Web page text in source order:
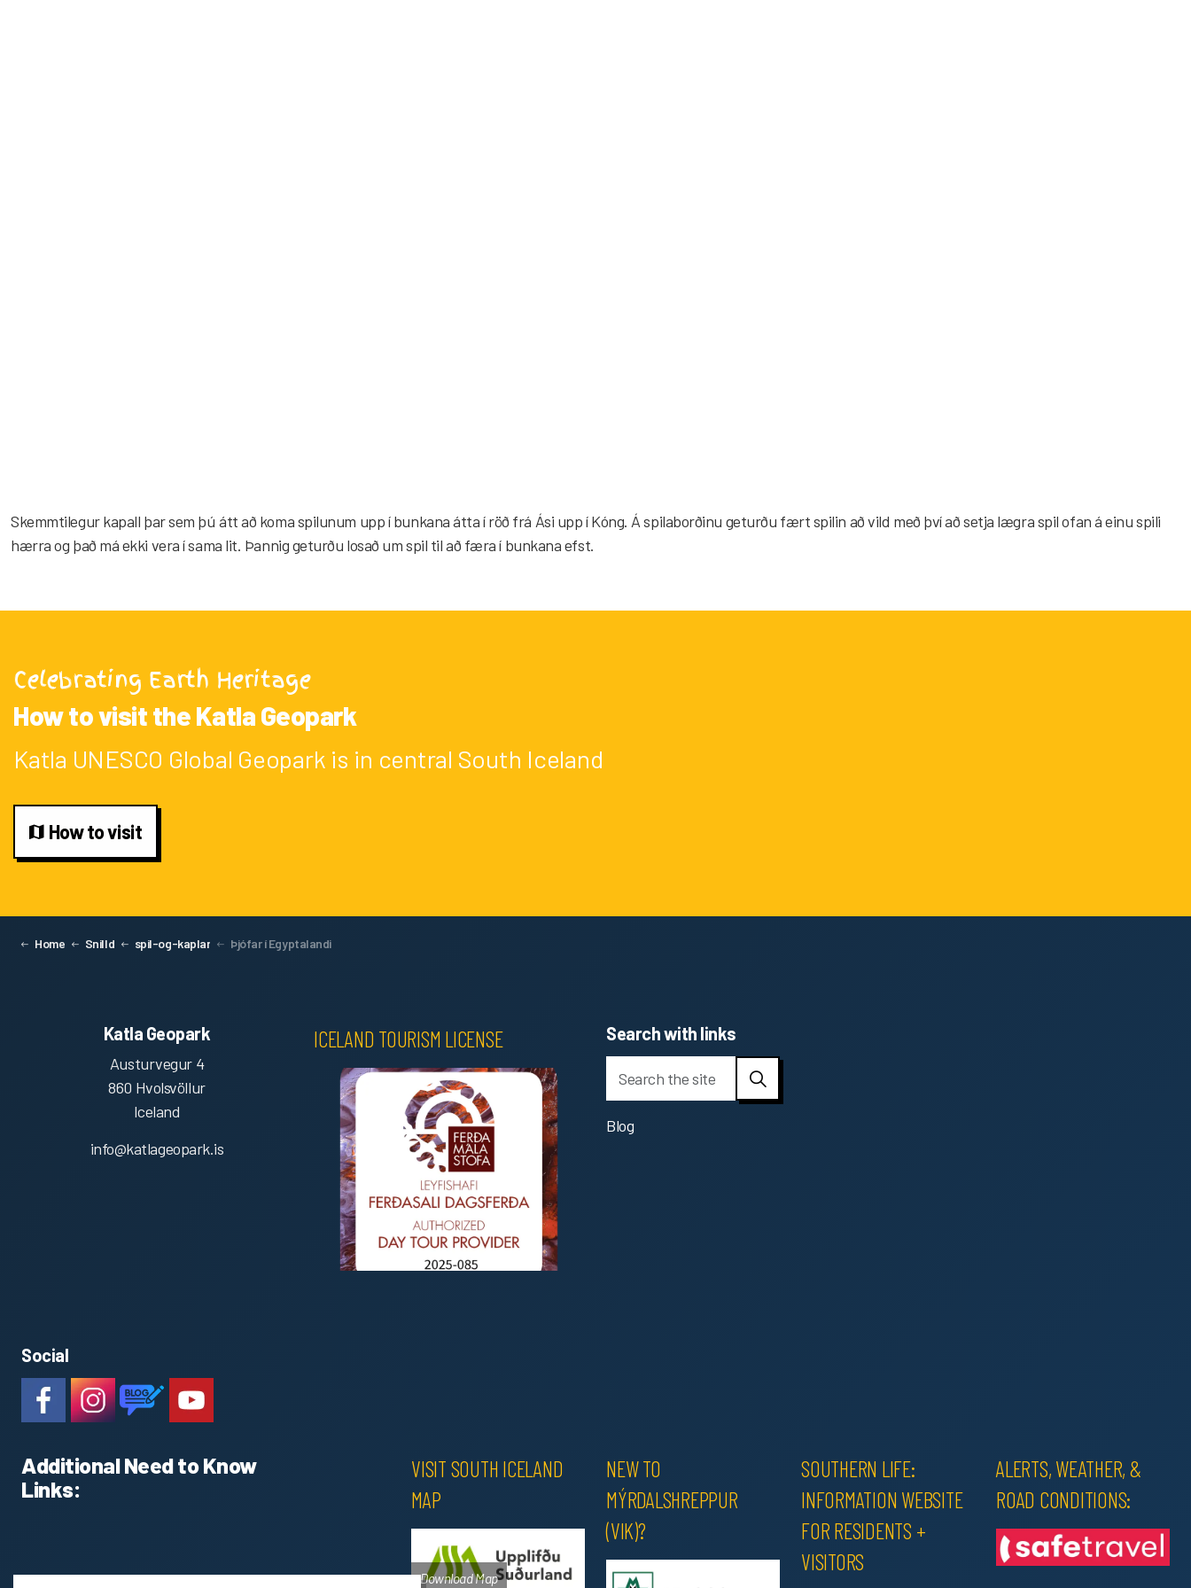
Skemmtilegur kapall þar sem þú átt að koma spilunum upp í bunkana átta í röð frá Ási upp í Kóng. Á spilaborðinu geturðu fært spilin að vild með því að setja lægra spil ofan á einu spili
hærra og það má ekki vera í sama lit. Þannig geturðu losað um spil til að færa í bunkana efst.
Celebrating Earth Heritage
How to visit the Katla Geopark
Katla UNESCO Global Geopark is in central South Iceland
How to visit
Home Snilld spil-og-kaplar Þjófar í Egyptalandi
Katla Geopark
Austurvegur 4
860 Hvolsvöllur
Iceland
info@katlageopark.is
ICELAND TOURISM LICENSE Search with links
Blog
Social
Additional Need to Know
Links:
VISIT SOUTH ICELAND
MAP
Download Map
NEW TO
MÝRDALSHREPPUR
(VIK)?
SOUTHERN LIFE:
INFORMATION WEBSITE
FOR RESIDENTS +
VISITORS
ALERTS, WEATHER, &
ROAD CONDITIONS: